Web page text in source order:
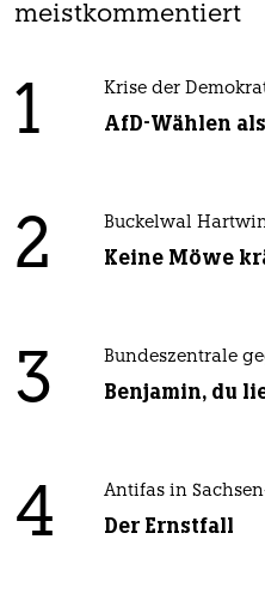
meistkommentiert
1 Krise der
AfD-Wählen
2 Buckelwal
Keine Möwe
3 Bundeszentrale
Benjamin, du
4 Antifas in
Der Ernstfall